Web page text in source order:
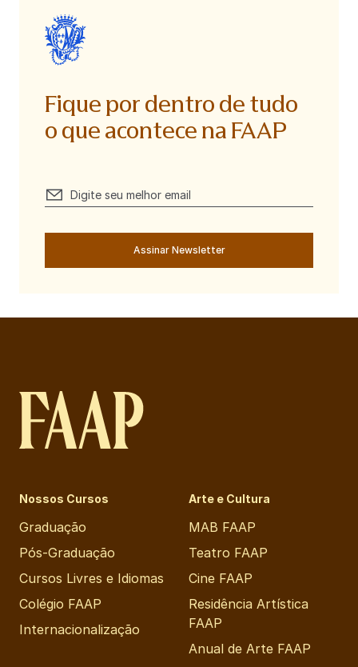
Fique por dentro de tudo
o que acontece na FAAP
Assinar Newsletter
Nossos Cursos
Graduação
Pós-Graduação
Cursos Livres e Idiomas
Colégio FAAP
Internacionalização
Arte e Cultura
MAB FAAP
Teatro FAAP
Cine FAAP
Residência Artística
FAAP
Anual de Arte FAAP